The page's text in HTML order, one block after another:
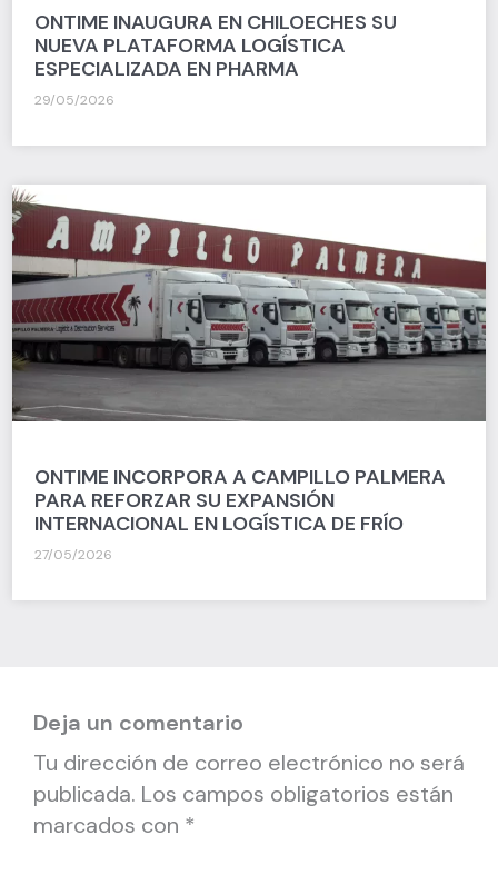
ONTIME INAUGURA EN CHILOECHES SU
NUEVA PLATAFORMA LOGÍSTICA
ESPECIALIZADA EN PHARMA
29/05/2026
ONTIME INCORPORA A CAMPILLO PALMERA
PARA REFORZAR SU EXPANSIÓN
INTERNACIONAL EN LOGÍSTICA DE FRÍO
27/05/2026
Deja un comentario
Tu dirección de correo electrónico no será
publicada. Los campos obligatorios están
marcados con *